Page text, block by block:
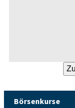
Börsenkurse